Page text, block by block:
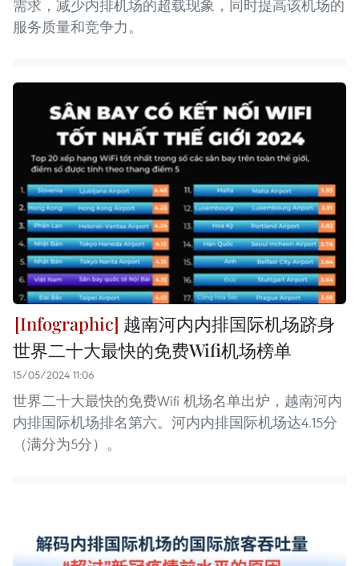
需求，减少内排机场的超载现象，同时提高该机场的
服务质量和竞争力。
越南河内内排国际机场跻身
世界二十大最快的免费Wifi机场榜单
15/05/2024 11:06
世界二十大最快的免费Wifi 机场名单出炉，越南河内
内排国际机场排名第六。河内内排国际机场达4.15分
（满分为5分）。